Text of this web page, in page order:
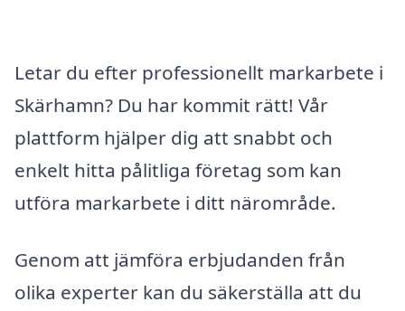
Letar du efter professionellt markarbete i
Skärhamn? Du har kommit rätt! Vår
plattform hjälper dig att snabbt och
enkelt hitta pålitliga företag som kan
utföra markarbete i ditt närområde.
Genom att jämföra erbjudanden från
olika experter kan du säkerställa att du